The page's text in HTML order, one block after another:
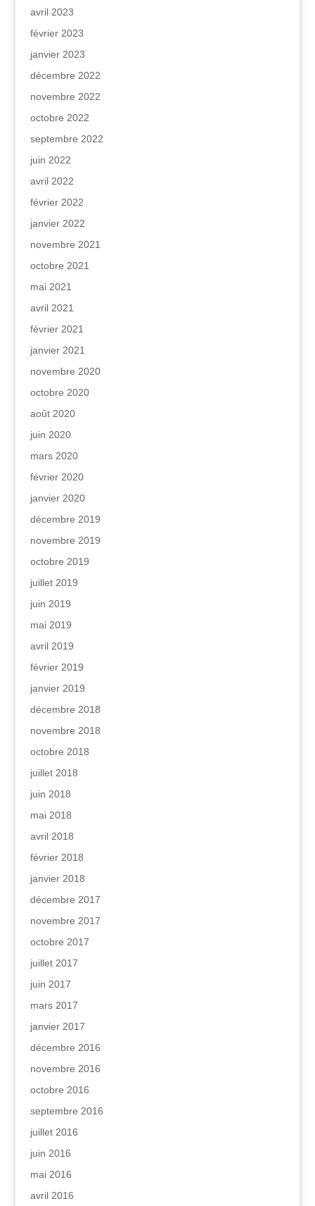
avril 2023
février 2023
janvier 2023
décembre 2022
novembre 2022
octobre 2022
septembre 2022
juin 2022
avril 2022
février 2022
janvier 2022
novembre 2021
octobre 2021
mai 2021
avril 2021
février 2021
janvier 2021
novembre 2020
octobre 2020
août 2020
juin 2020
mars 2020
février 2020
janvier 2020
décembre 2019
novembre 2019
octobre 2019
juillet 2019
juin 2019
mai 2019
avril 2019
février 2019
janvier 2019
décembre 2018
novembre 2018
octobre 2018
juillet 2018
juin 2018
mai 2018
avril 2018
février 2018
janvier 2018
décembre 2017
novembre 2017
octobre 2017
juillet 2017
juin 2017
mars 2017
janvier 2017
décembre 2016
novembre 2016
octobre 2016
septembre 2016
juillet 2016
juin 2016
mai 2016
avril 2016